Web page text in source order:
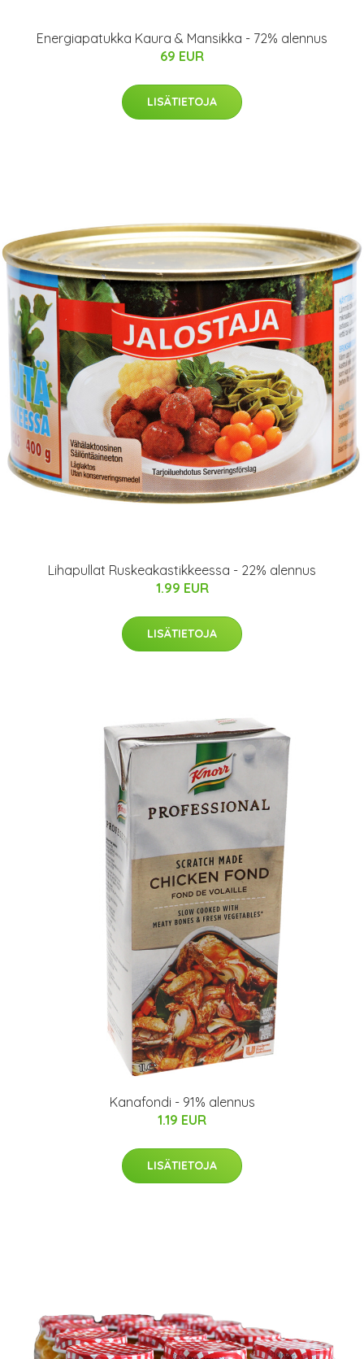
Energiapatukka Kaura & Mansikka - 72% alennus
69 EUR
LISÄTIETOJA
Lihapullat Ruskeakastikkeessa - 22% alennus
1.99 EUR
LISÄTIETOJA
Kanafondi - 91% alennus
1.19 EUR
LISÄTIETOJA